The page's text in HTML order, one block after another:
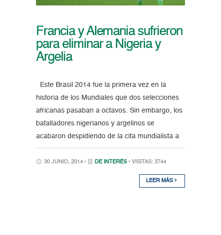
Francia y Alemania sufrieron
para eliminar a Nigeria y
Argelia
Este Brasil 2014 fue la primera vez en la
historia de los Mundiales que dos selecciones
africanas pasaban a octavos. Sin embargo, los
batalladores nigerianos y argelinos se
acabaron despidiendo de la cita mundialista a
30 JUNIO, 2014 • DE INTERÉS • VISITAS: 3744
LEER MÁS